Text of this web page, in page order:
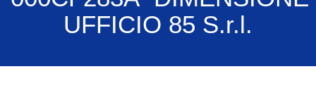
UFFICIO 85 S.r.l.